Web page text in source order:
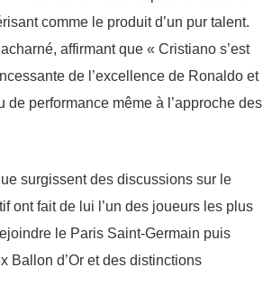
comme le produit d’un pur talent.
affirmant que « Cristiano s’est
de l’excellence de Ronaldo et
performance même à l’approche des
surgissent des discussions sur le
ont fait de lui l’un des joueurs les plus
le Paris Saint-Germain puis
Ballon d’Or et des distinctions